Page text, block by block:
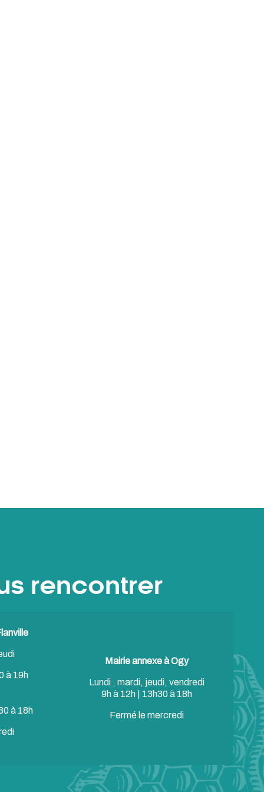
rencontrer
à 19h
à 18h
Mairie annexe à Ogy
Lundi , mardi, jeudi, vendredi
9h à 12h | 13h30 à 18h
Fermé le mercredi